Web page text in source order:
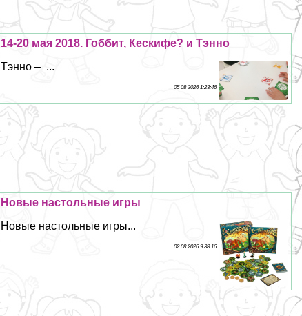
14-20 мая 2018. Гоббит, Кескифе? и Тэнно
Тэнно – ...
05 08 2026 1:23:46
Новые настольные игры
Новые настольные игры...
02 08 2026 9:38:16